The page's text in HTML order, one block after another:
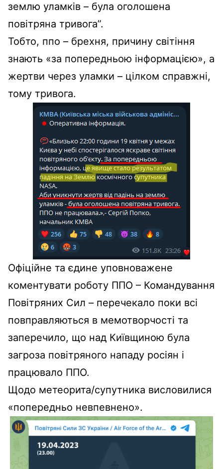
землю уламків – була оголошена
повітряна тривога”.
Тобто, ппо – брехня, причину світіння
знають «за попередньою інформацією», а
жертви через уламки – цілком справжні,
тому тривога.
Офіційне та єдине уповноважене
коментувати роботу ППО – Командування
Повітряних Сил – перечекало поки всі
повправляються в мемотворчості та
заперечило, що над Київщиною була
загроза повітряного нападу росіян і
працювало ППО.
Щодо метеорита/супутника висловилися
«попередньо невпевнено».